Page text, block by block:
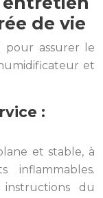
de vie
pour assurer le
et
:
et stable, à
inflammables.
instructions du